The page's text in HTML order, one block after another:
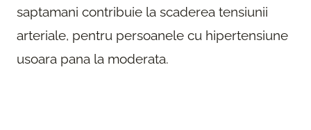
saptamani contribuie la scaderea tensiunii
arteriale, pentru persoanele cu hipertensiune
usoara pana la moderata.